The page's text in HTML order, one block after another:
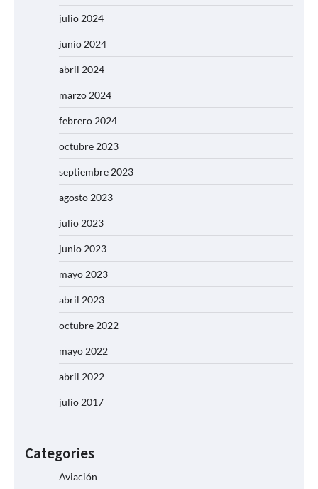
julio 2024
junio 2024
abril 2024
marzo 2024
febrero 2024
octubre 2023
septiembre 2023
agosto 2023
julio 2023
junio 2023
mayo 2023
abril 2023
octubre 2022
mayo 2022
abril 2022
julio 2017
Categories
Aviación